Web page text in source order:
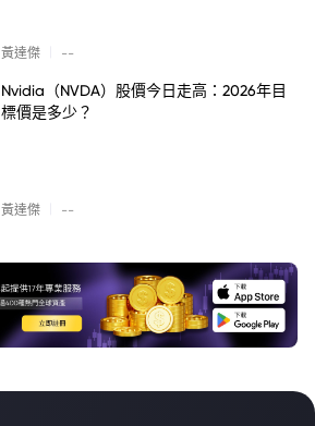
黃達傑 --
Nvidia（NVDA）股價今日走高：2026年目
標價是多少？
黃達傑 --